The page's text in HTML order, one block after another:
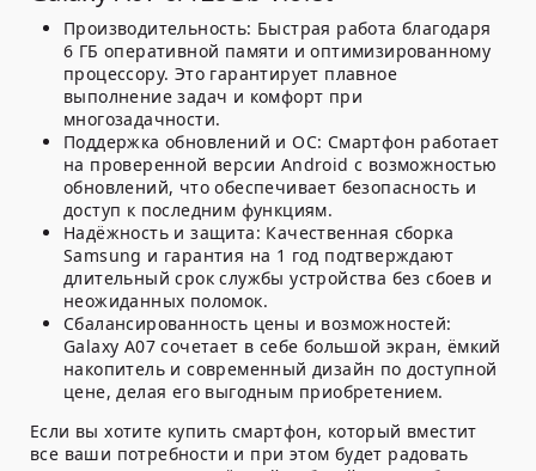
Производительность: Быстрая работа благодаря
6 ГБ оперативной памяти и оптимизированному
процессору. Это гарантирует плавное
выполнение задач и комфорт при
многозадачности.
Поддержка обновлений и ОС: Смартфон работает
на проверенной версии Android с возможностью
обновлений, что обеспечивает безопасность и
доступ к последним функциям.
Надёжность и защита: Качественная сборка
Samsung и гарантия на 1 год подтверждают
длительный срок службы устройства без сбоев и
неожиданных поломок.
Сбалансированность цены и возможностей:
Galaxy A07 сочетает в себе большой экран, ёмкий
накопитель и современный дизайн по доступной
цене, делая его выгодным приобретением.
Если вы хотите купить смартфон, который вместит
все ваши потребности и при этом будет радовать